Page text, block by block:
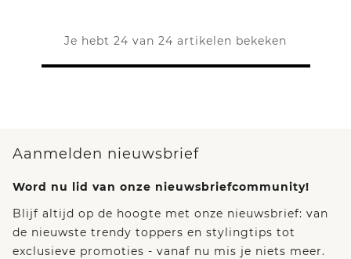
Je hebt 24 van 24 artikelen bekeken
Aanmelden nieuwsbrief
Word nu lid van onze nieuwsbriefcommunity!
Blijf altijd op de hoogte met onze nieuwsbrief: van
de nieuwste trendy toppers en stylingtips tot
exclusieve promoties - vanaf nu mis je niets meer.